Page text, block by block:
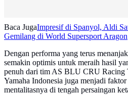
Baca JugaImpresif di Spanyol, Aldi
Gemilang di World Supersport Aragon
Dengan performa yang terus
semakin optimis untuk meraih hasil
penuh dari tim AS BLU CRU Racing
Yamaha Indonesia juga menjadi
mentalitasnya di tengah persaingan